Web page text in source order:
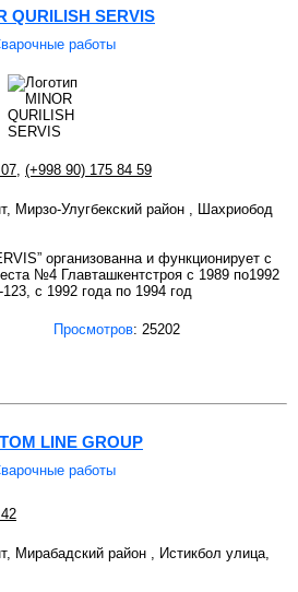
QURILISH SERVIS
работы
(+998 90) 175 84 59
Мирзо-Улугбекский район , Шахриобод
организованна и функционирует с
№4 Главташкентстроя с 1989 по1992
с 1992 года по 1994 год
Просмотров: 25202
LINE GROUP
работы
Мирабадский район , Истикбол улица,